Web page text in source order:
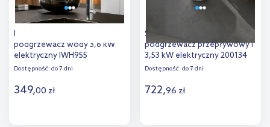
Noveen przepływowy
podgrzewacz wody 3,6 kW
elektryczny IWH955
Dostępność: do 7 dni
349,00 zł
Stiebel Eltron Eil 3 Premium
podgrzewacz przepływowy l
3,53 kW elektryczny 200134
Dostępność: do 7 dni
722,96 zł